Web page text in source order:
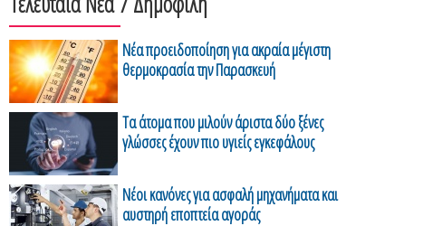
Νέα προειδοποίηση για ακραία μέγιστη
θερμοκρασία την Παρασκευή
Τα άτομα που μιλούν άριστα δύο ξένες
γλώσσες έχουν πιο υγιείς εγκεφάλους
Νέοι κανόνες για ασφαλή μηχανήματα και
αυστηρή εποπτεία αγοράς